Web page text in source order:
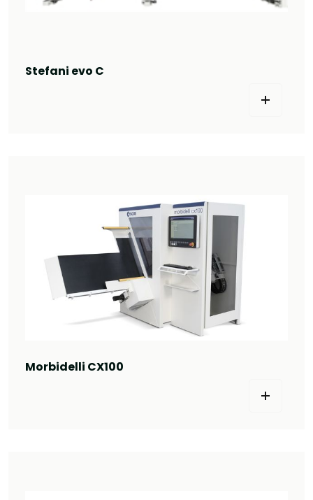
Stefani evo C
Morbidelli CX100